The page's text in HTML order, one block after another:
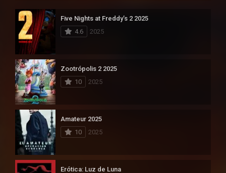
Five Nights at Freddy’s 2 2025
4.6
2025
Zootrópolis 2 2025
10
2025
Amateur 2025
10
2025
Erótica: Luz de Luna